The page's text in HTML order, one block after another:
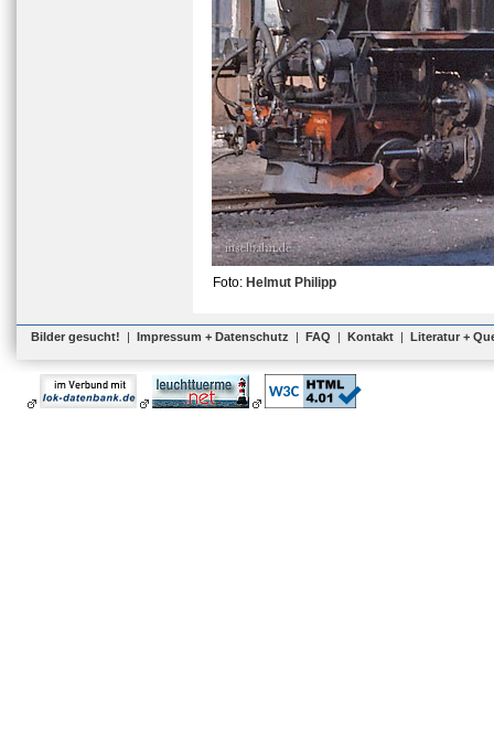
Foto: Helmut Philipp
Bilder gesucht! | Impressum + Datenschutz | FAQ | Kontakt | Literatur +